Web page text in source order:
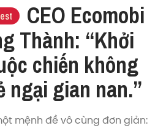
CEO Ecomobi
Thành: “Khởi
chiến không
ngại gian nan.”
mệnh đề vô cùng đơn giản: